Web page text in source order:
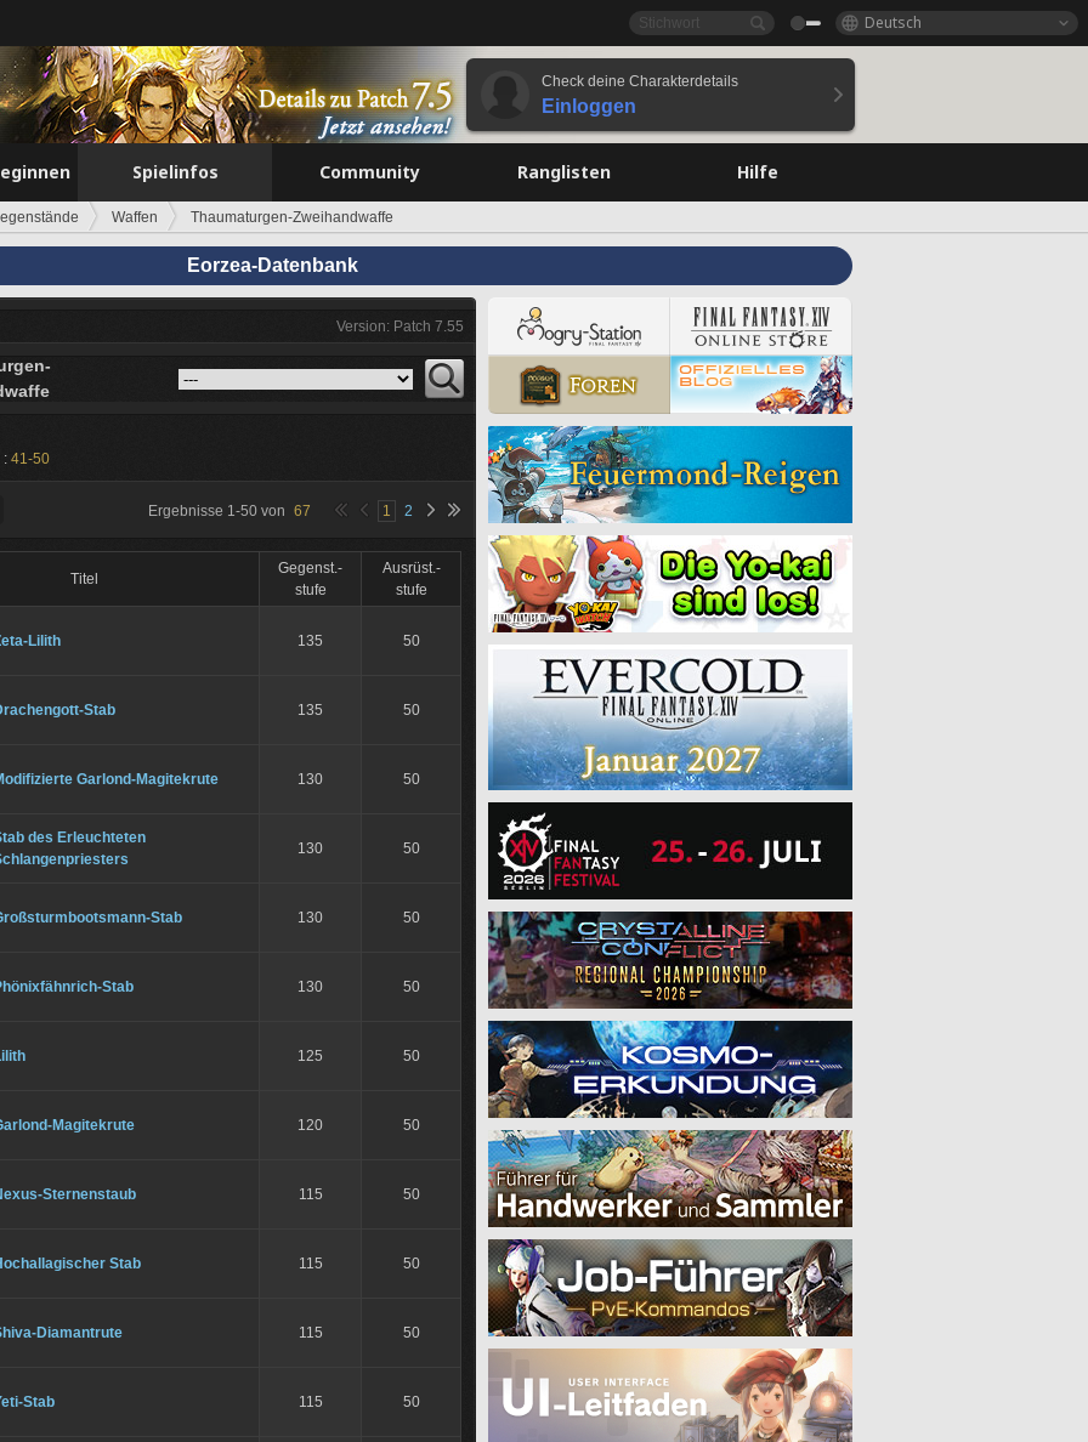
Deutsch
Check deine Charakterdetails
Einloggen
Spielinfos Community Ranglisten Hilfe
Waffen Thaumaturgen-Zweihandwaffe
Eorzea-Datenbank
Version: Patch 7.55
: 41-50
Ergebnisse 1-50 von 67 1 2
Titel
Gegenst.-
stufe
Ausrüst.-
stufe
Lilith 135 50
Stab 135 50
Garlond-Magitekrute 130 50
des Erleuchteten
130 50
Stab 130 50
Stab 130 50
125 50
Magitekrute 120 50
Sternenstaub 115 50
Stab 115 50
Diamantrute 115 50
Stab 115 50